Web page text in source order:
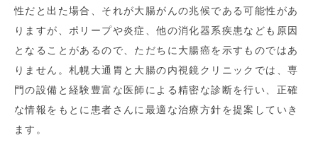
性だと出た場合、それが大腸がんの兆候である可能性があ
りますが、ポリープや炎症、他の消化器系疾患なども原因
となることがあるので、ただちに大腸癌を示すものではあ
りません。札幌大通胃と大腸の内視鏡クリニックでは、専
門の設備と経験豊富な医師による精密な診断を行い、正確
な情報をもとに患者さんに最適な治療方針を提案していき
ます。